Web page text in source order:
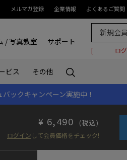
メルマガ登録 企業情報 よくあるご質問
/ 写真教室 サポート
新規会
ロ
ビス その他
ックキャンペーン実施中！
6,490 (税込)
ログイン して会員価格をチェック!